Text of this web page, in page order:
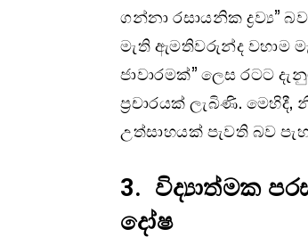
ගන්නා රසායනික ද්‍රව්‍ය”
මැති ඇමතිවරුන්ද වහාම
ජාවාරමක්” ලෙස රටට
ප්‍රචාරයක් ලැබිණි.
උත්සාහයක් පැවති බව
3. විද්‍යාත්මක
දෝෂ